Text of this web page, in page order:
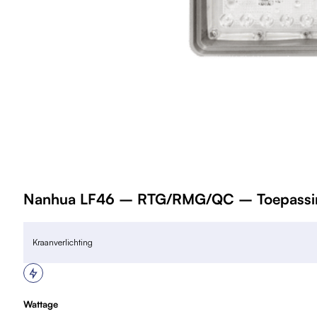
Nanhua LF46 – RTG/RMG/QC –
Kraanverlichting
Wattage